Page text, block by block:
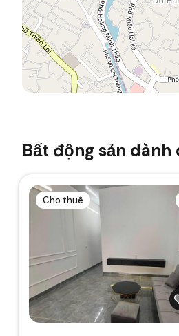
Bất động sản dành
Cho thuê